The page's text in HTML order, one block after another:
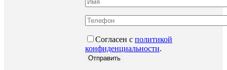
Согласен с политикой
конфиденциальности.